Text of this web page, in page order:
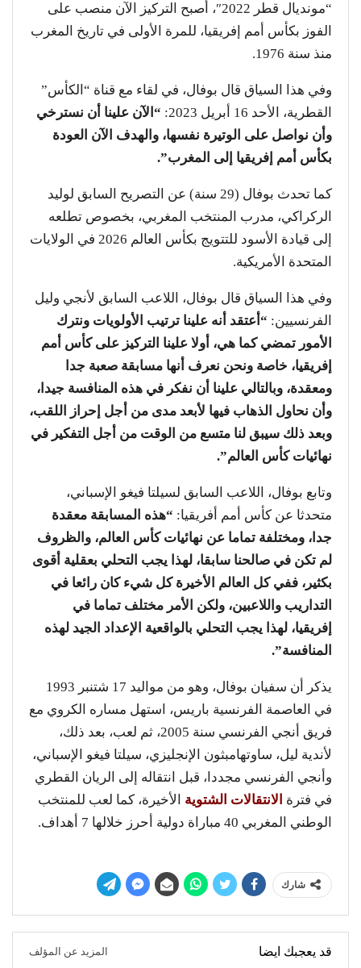
“مونديال قطر 2022″، أصبح التركيز الآن منصب على
الفوز بكأس أمم إفريقيا، للمرة الأولى في تاريخ المغرب
منذ سنة 1976.
وفي هذا السياق قال بوفال، في لقاء مع قناة “الكأس”
القطرية، الأحد 16 أبريل 2023:
“الآن علينا أن نسترخي
وأن نواصل على الوتيرة نفسها، والهدف الآن العودة
بكأس أمم إفريقيا إلى المغرب”.
كما تحدث بوفال (29 سنة) عن التصريح السابق لوليد
الركراكي، مدرب المنتخب المغربي، بخصوص تطلعه
إلى قيادة الأسود للتتويج بكأس العالم 2026 في الولايات
المتحدة الأمريكية.
وفي هذا السياق قال بوفال، اللاعب السابق لأنجي وليل
الفرنسيين: “أعتقد أنه علينا ترتيب الأولويات ونترك
الأمور تمضي كما هي، أولا علينا التركيز على كأس أمم
إفريقيا، خاصة ونحن نعرف أنها مسابقة صعبة جدا
ومعقدة، وبالتالي علينا أن نفكر في هذه المنافسة جيدا،
وأن نحاول الذهاب فيها لأبعد مدى من أجل إحراز اللقب،
وبعد ذلك سيبق لنا متسع من الوقت من أجل التفكير في
نهائيات كأس العالم”.
وتابع بوفال، اللاعب السابق لسيلتا فيغو الإسباني،
متحدثا عن كأس أمم أفريقيا: “هذه المسابقة معقدة
جدا، ومختلفة تماما عن نهائيات كأس العالم، والظروف
لم تكن في صالحنا سابقا، لهذا يجب التحلي بعقلية أقوى
بكثير، ففي كل العالم الأخيرة كل شيء كان رائعا في
التداريب واللاعبين، ولكن الأمر مختلف تماما في
إفريقيا، لهذا يجب التحلي بالواقعية الإعداد الجيد لهذه
المنافسة”.
يذكر أن سفيان بوفال، وهو من مواليد 17 شتنبر 1993
في العاصمة الفرنسية باريس، استهل مساره الكروي مع
فريق أنجي الفرنسي سنة 2005، ثم لعب، بعد ذلك،
لأندية ليل، ساوتهامبثون الإنجليزي، سيلتا فيغو الإسباني،
وأنجي الفرنسي مجددا، قبل انتقاله إلى الريان القطري
في فترة الانتقالات الشتوية الأخيرة، كما لعب للمنتخب
الوطني المغربي 40 مباراة دولية أحرز خلالها 7 أهداف.
شارك
قد يعجبك ايضا المزيد عن المؤلف